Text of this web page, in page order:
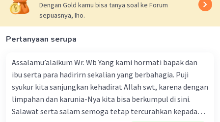
Dengan Gold kamu bisa tanya soal ke Forum
sepuasnya, lho.
Pertanyaan serupa
Assalamu’alaikum Wr. Wb Yang kami hormati bapak dan
ibu serta para hadirirn sekalian yang berbahagia. Puji
syukur kita sanjungkan kehadirat Allah swt, karena dengan
limpahan dan karunia-Nya kita bisa berkumpul di sini.
Salawat serta salam semoga tetap tercurahkan kepada